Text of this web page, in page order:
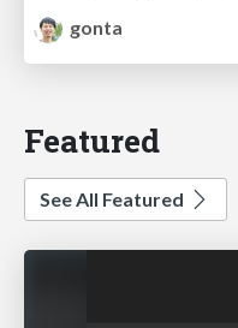
gonta
Featured
See All Featured